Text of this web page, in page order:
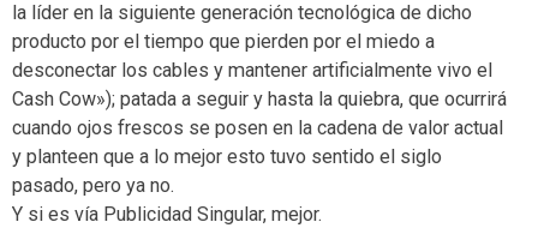
la líder en la siguiente generación tecnológica de dicho
producto por el tiempo que pierden por el miedo a
desconectar los cables y mantener artificialmente vivo el
Cash Cow»); patada a seguir y hasta la quiebra, que ocurrirá
cuando ojos frescos se posen en la cadena de valor actual
y planteen que a lo mejor esto tuvo sentido el siglo
pasado, pero ya no.
Y si es vía Publicidad Singular, mejor.